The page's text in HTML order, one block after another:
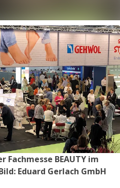
BEAUTY im
Eduard Gerlach GmbH